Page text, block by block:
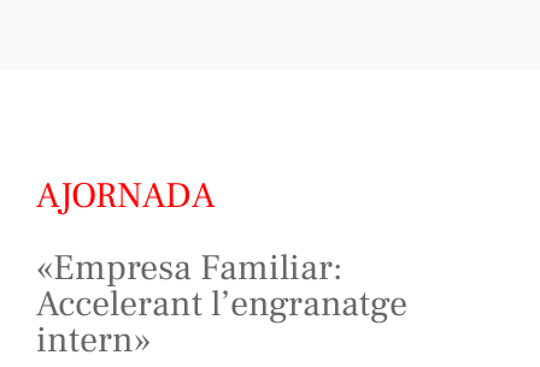
AJORNADA
«Empresa Familiar:
Accelerant l’engranatge
intern»